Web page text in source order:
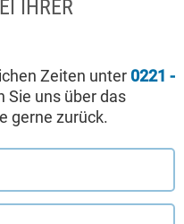
IHRER
Zeiten unter 0221 -
Sie uns über das
gerne zurück.